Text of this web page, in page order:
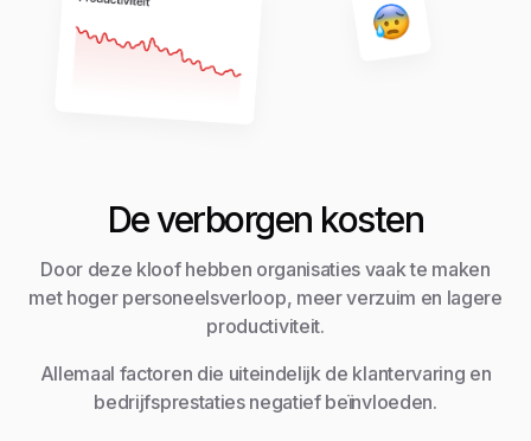
De verborgen kosten
Door deze kloof hebben organisaties vaak te maken
met hoger personeelsverloop, meer verzuim en lagere
productiviteit.
Allemaal factoren die uiteindelijk de klantervaring en
bedrijfsprestaties negatief beïnvloeden.